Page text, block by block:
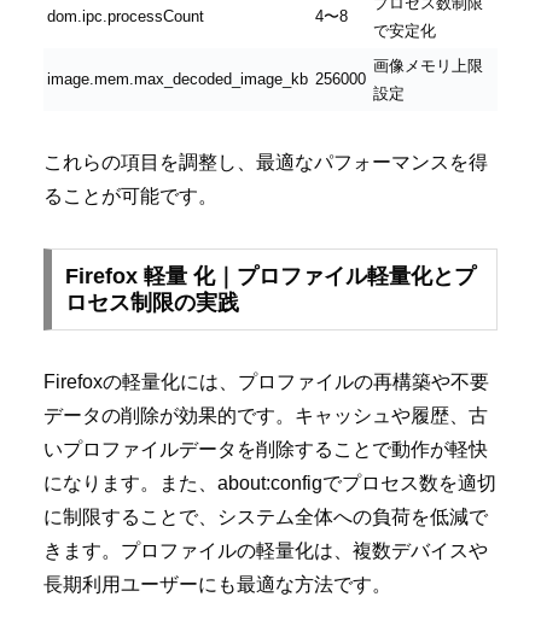
dom.ipc.processCount 4〜8
で安定化
image.mem.max_decoded_image_kb 256000
画像メモリ上限
設定
これらの項目を調整し、最適なパフォーマンスを得
ることが可能です。
Firefox 軽量 化｜プロファイル軽量化とプ
ロセス制限の実践
Firefoxの軽量化には、プロファイルの再構築や不要
データの削除が効果的です。キャッシュや履歴、古
いプロファイルデータを削除することで動作が軽快
になります。また、about:configでプロセス数を適切
に制限することで、システム全体への負荷を低減で
きます。プロファイルの軽量化は、複数デバイスや
長期利用ユーザーにも最適な方法です。